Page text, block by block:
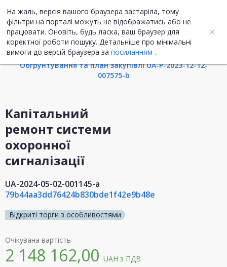
На жаль, версія вашого браузера застаріла, тому
фільтри на порталі можуть не відображатись або не
працювати. Оновіть, будь ласка, ваш браузер для
коректної роботи пошуку. Детальніше про мінімальні
вимоги до версій браузера за посиланням .
UA ENG
Інформація про закупівлю
Обгрунтування та план закупівлі UA-P-2023-12-12-
007575-b
Капітальний
ремонт системи
охоронної
сигналізації
UA-2024-05-02-001145-a
79b44aa3dd76424b830bde1f42e9b48e
Відкриті торги з особливостями
Очікувана вартість
2 148 162,00 UAH з ПДВ